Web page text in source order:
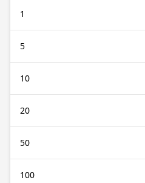
1
5
10
20
50
100